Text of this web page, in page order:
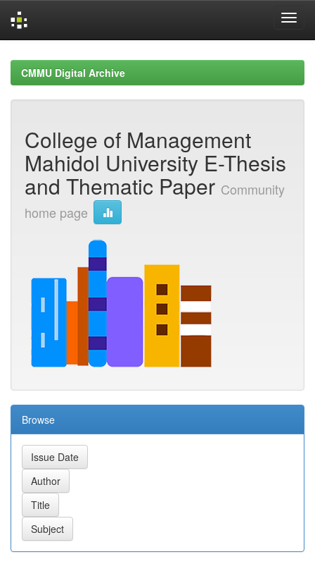
navigationCMMU Digital Archive
College of Management
Mahidol University E-Thesis
and Thematic Paper Community
home page
Browse